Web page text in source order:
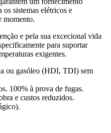
sistemas elétricos e
momento.
e pela sua excecional vida
para suportar
exigentes.
ou gasóleo (HDI, TDI) sem
100% à prova de fugas.
e custos reduzidos.